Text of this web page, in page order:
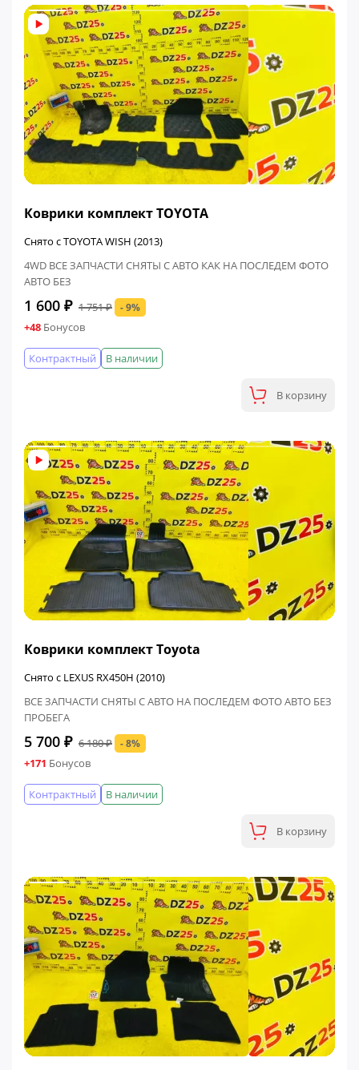
Коврики комплект TOYOTA
Снято с TOYOTA WISH (2013)
4WD ВСЕ ЗАПЧАСТИ СНЯТЫ С АВТО КАК НА ПОСЛЕДЕМ ФОТО
АВТО БЕЗ
1 600 ₽ 1 751 ₽ - 9%
+48 Бонусов
В наличии
Контрактный
В корзину
Коврики комплект Toyota
Снято с LEXUS RX450H (2010)
ВСЕ ЗАПЧАСТИ СНЯТЫ С АВТО НА ПОСЛЕДЕМ ФОТО АВТО БЕЗ
ПРОБЕГА
5 700 ₽ 6 180 ₽ - 8%
+171 Бонусов
В наличии
Контрактный
В корзину